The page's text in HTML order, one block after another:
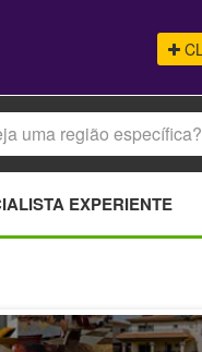
uma região específica?
OK EXPERIENTE